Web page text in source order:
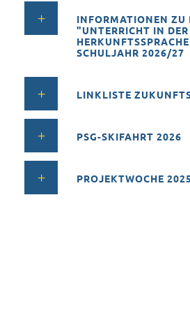
INFORMATIONEN ZU
"UNTERRICHT IN DER
SCHULJAHR 2026/27
LINKLISTE
PSG-SKIFAHRT 2026
PROJEKTWOCHE 2025